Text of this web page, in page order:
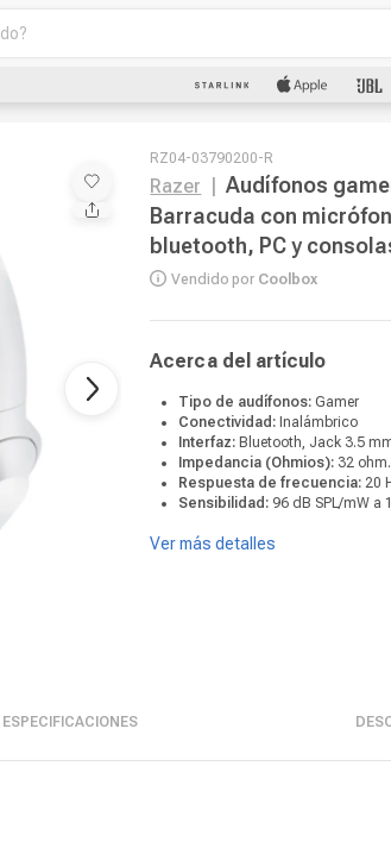
RZ04-03790200-R
Razer |Audífonos
Barracuda con
bluetooth, PC y
Vendido por Coolbox
Acerca del artículo
Tipo de audífonos:Gamer
Conectividad: Inalámbrico
Interfaz: Bluetooth, Jack 3.5
Impedancia (Ohmios): 32 ohm.
Respuesta de frecuencia:20
Sensibilidad: 96 dB SPL/mW a
Ver más detalles
ESPECIFICACIONES